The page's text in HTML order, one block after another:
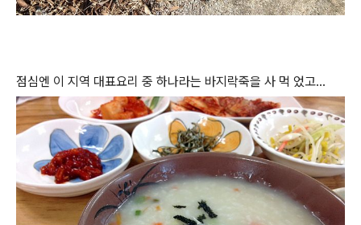
점심엔 이 지역 대표요리 중 하나라는 바지락죽을 사 먹 었고...